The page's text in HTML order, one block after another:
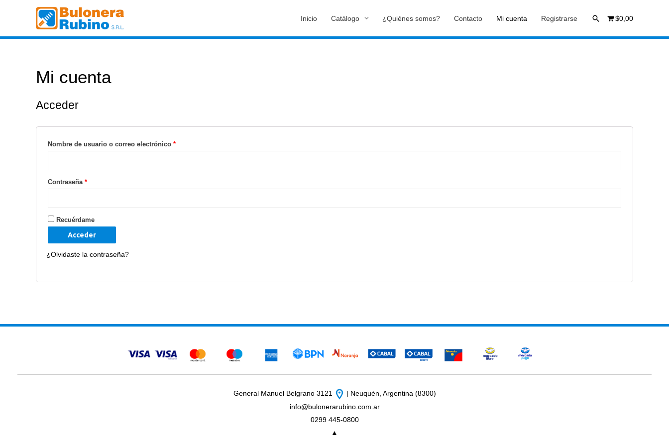
Inicio Catálogo ¿Quiénes somos? Contacto Mi cuenta Registrarse Buscar$0,00
Mi cuenta
Acceder
Nombre de usuario o correo electrónico *
Contraseña *
Recuérdame
Acceder
¿Olvidaste la contraseña?
General Manuel Belgrano 3121
| Neuquén, Argentina (8300)
info@bulonerarubino.com.ar
0299 445-0800
▲